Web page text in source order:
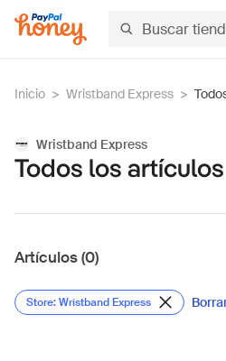
Inicio > Wristband Express >
Wristband Express
Todos los artículos
Artículos (0)
Store: Wristband Express